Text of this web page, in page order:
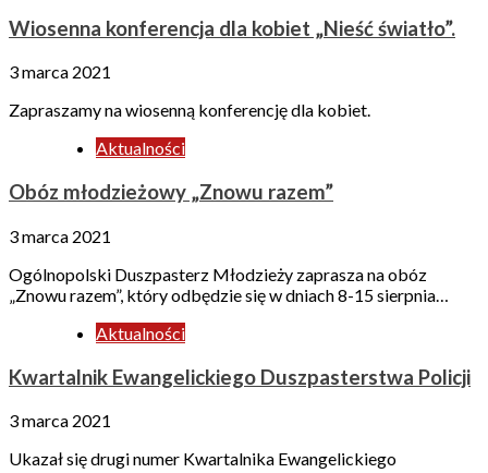
Wiosenna konferencja dla kobiet „Nieść światło”.
3 marca 2021
Zapraszamy na wiosenną konferencję dla kobiet.
Aktualności
Obóz młodzieżowy „Znowu razem”
3 marca 2021
Ogólnopolski Duszpasterz Młodzieży zaprasza na obóz
„Znowu razem”, który odbędzie się w dniach 8-15 sierpnia…
Aktualności
Kwartalnik Ewangelickiego Duszpasterstwa Policji
3 marca 2021
Ukazał się drugi numer Kwartalnika Ewangelickiego